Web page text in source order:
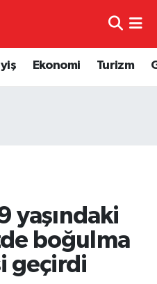
Ekonomi Turizm
yaşındaki
boğulma
geçirdi